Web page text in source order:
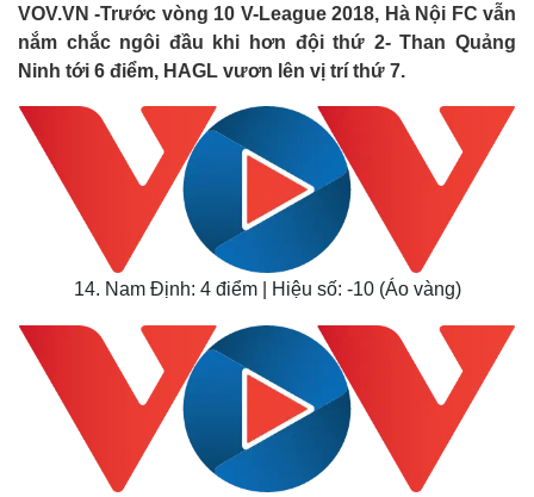
VOV.VN -Trước vòng 10 V-League 2018, Hà Nội FC vẫn
nắm chắc ngôi đầu khi hơn đội thứ 2- Than Quảng
Ninh tới 6 điểm, HAGL vươn lên vị trí thứ 7.
14. Nam Định: 4 điểm | Hiệu số: -10 (Áo vàng)